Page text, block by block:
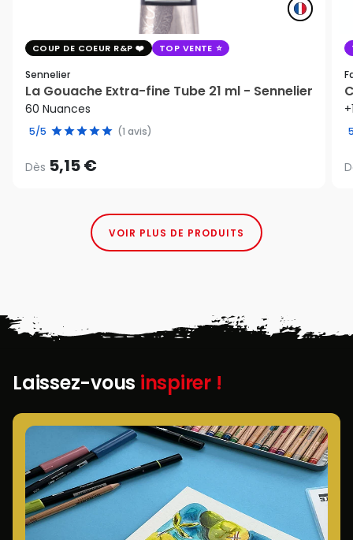
COUP DE COEUR R&P TOP VENTE
Sennelier
La Gouache Extra-fine Tube 21 ml - Sennelier
60 Nuances
5/5 (1 avis)
Dès 5,15 €
VOIR PLUS DE PRODUITS
Laissez-vous inspirer !